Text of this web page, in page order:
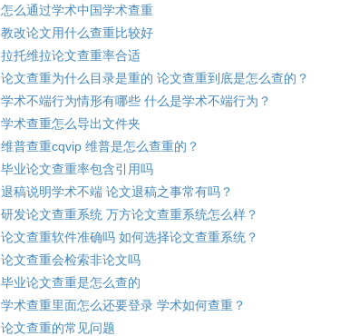
怎么通过学术中国学术查重
教改论文用什么查重比较好
拉托维拉论文查重率合适
论文查重为什么目录是重的 论文查重到底是怎么查的？
学术不端行为情形有哪些 什么是学术不端行为？
学术查重怎么导出文件夹
维普查重cqvip 维普是怎么查重的？
毕业论文查重率包含引用吗
退稿说明学术不端 论文退稿之事常有吗？
研发论文查重系统 万方论文查重系统怎么样？
论文查重软件准确吗 如何选择论文查重系统？
论文查重会检索非论文吗
毕业论文查重是怎么查的
学术查重里面怎么还要登录 学术如何查重？
论文查重的常见问题